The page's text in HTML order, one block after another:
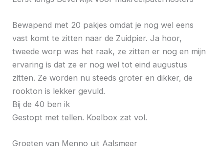
Bewapend met 20 pakjes omdat je nog wel eens
vast komt te zitten naar de Zuidpier. Ja hoor,
tweede worp was het raak, ze zitten er nog en mijn
ervaring is dat ze er nog wel tot eind augustus
zitten. Ze worden nu steeds groter en dikker, de
rookton is lekker gevuld.
Bij de 40 ben ik
Gestopt met tellen. Koelbox zat vol.
Groeten van Menno uit Aalsmeer